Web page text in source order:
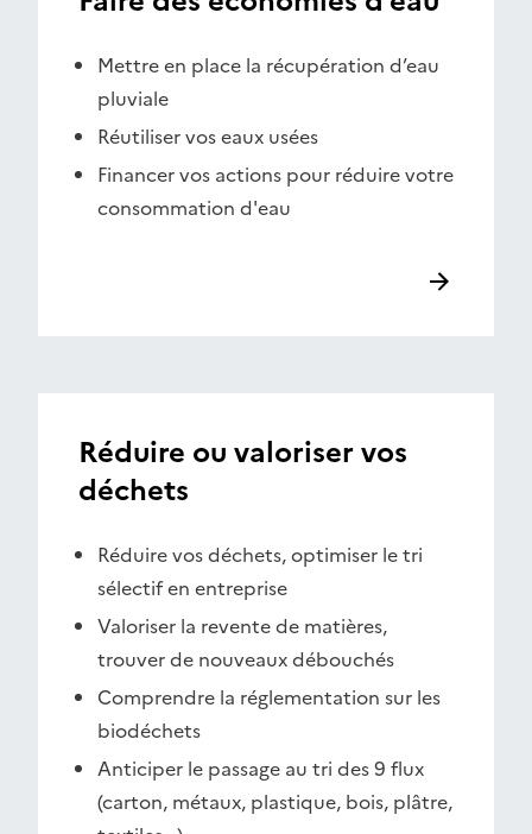
Mettre en place la récupération d’eau
pluviale
Réutiliser vos eaux usées
Financer vos actions pour réduire votre
consommation d'eau
Réduire ou valoriser vos
déchets
Réduire vos déchets, optimiser le tri
sélectif en entreprise
Valoriser la revente de matières,
trouver de nouveaux débouchés
Comprendre la réglementation sur les
biodéchets
Anticiper le passage au tri des 9 flux
(carton, métaux, plastique, bois, plâtre,